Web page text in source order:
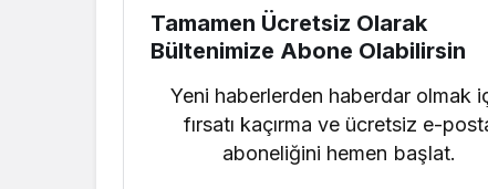
Tamamen Ücretsiz Olarak
Bültenimize Abone Olabilirsin
Yeni haberlerden haberdar olmak
fırsatı kaçırma ve ücretsiz e-
aboneliğini hemen başlat.